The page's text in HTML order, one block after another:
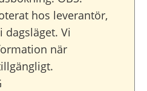
hos leverantör,
Vi
när